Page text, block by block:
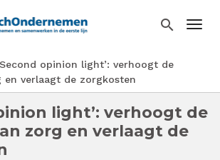
search
opinion light’: verhoogt de
verlaagt de zorgkosten
light’: verhoogt de
zorg en verlaagt de